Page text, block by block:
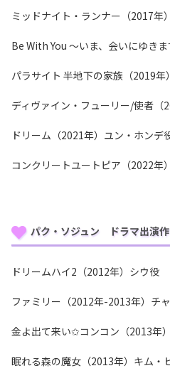
ミッドナイト・ランナー（2017年
Be With You ～いま、会いにゆきま
パラサイト 半地下の家族（2019年
ディヴァイン・フューリー/使者（
ドリーム（2021年）ユン・ホンデ
コンクリートユートピア（2022年
パク・ソジュン ドラマ出演
ドリームハイ2（2012年）シウ役
ファミリー（2012年-2013年）チ
金よ出て来い✩コンコン（2013年
眠れる森の魔女（2013年）キム・